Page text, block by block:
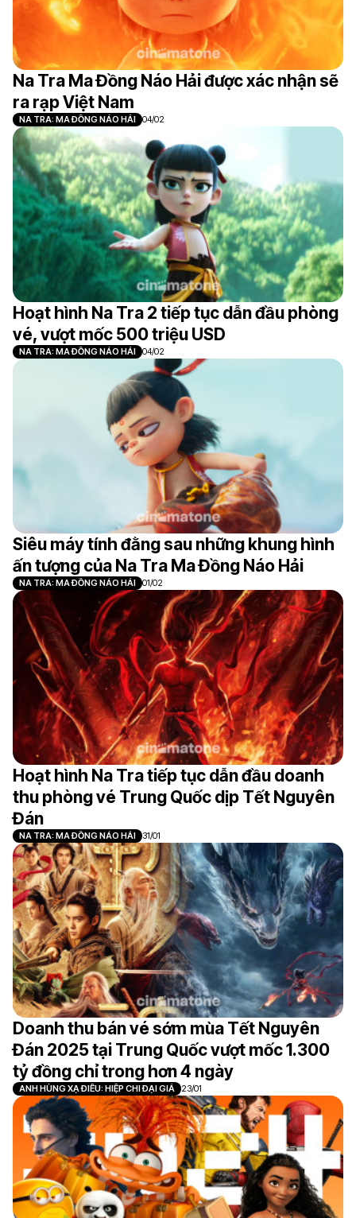
Na Tra Ma Đồng Náo Hải được xác nhận sẽ
ra rạp Việt Nam
NA TRA: MA ĐỒNG NÁO HẢI 04/02
Hoạt hình Na Tra 2 tiếp tục dẫn đầu phòng
vé, vượt mốc 500 triệu USD
NA TRA: MA ĐỒNG NÁO HẢI 04/02
Siêu máy tính đằng sau những khung hình
ấn tượng của Na Tra Ma Đồng Náo Hải
NA TRA: MA ĐỒNG NÁO HẢI 01/02
Hoạt hình Na Tra tiếp tục dẫn đầu doanh
thu phòng vé Trung Quốc dịp Tết Nguyên
Đán
NA TRA: MA ĐỒNG NÁO HẢI 31/01
Doanh thu bán vé sớm mùa Tết Nguyên
Đán 2025 tại Trung Quốc vượt mốc 1.300
tỷ đồng chỉ trong hơn 4 ngày
ANH HÙNG XẠ ĐIÊU: HIỆP CHI ĐẠI GIẢ 23/01